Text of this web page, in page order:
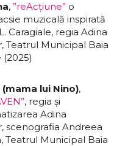
, ”reAcțiune” o
muzicală inspirată
Caragiale, regia Adina
Teatrul Municipal Baia
(2025)
(mama lui Nino),
, regia și
Adina
scenografia Andreea
Teatrul Municipal Baia